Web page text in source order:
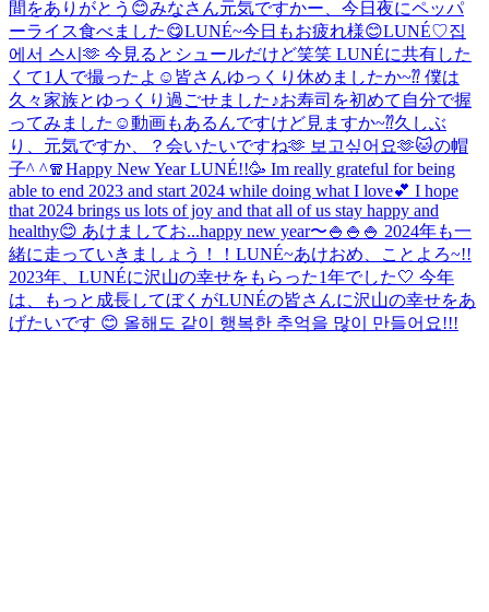
間をありがとう😊みなさん元気ですかー、今日夜にペッパ
ーライス食べました😋LUNÉ~今日もお疲れ様😊LUNÉ♡집
에서 스시🫶 今見るとシュールだけど笑笑 LUNÉに共有した
くて1人で撮ったよ☺️ 皆さんゆっくり休めましたか~⁇ 僕は
久々家族とゆっくり過ごせました♪お寿司を初めて自分で握
ってみました☺️動画もあるんですけど見ますか~⁇久しぶ
り、元気ですか、？会いたいですね🫶 보고싶어요🫶🐱の帽
子^ ^🧣Happy New Year LUNÉ!!🥳 Im really grateful for being
able to end 2023 and start 2024 while doing what I love💕 I hope
that 2024 brings us lots of joy and that all of us stay happy and
healthy😊 あけましてお...happy new year〜🍚🍚🍚 2024年も一
緒に走っていきましょう！！ LUNÉ~あけおめ、ことよろ~!!
2023年、LUNÉに沢山の幸せをもらった1年でした🤍 今年
は、もっと成長してぼくがLUNÉの皆さんに沢山の幸せをあ
げたいです 😊 올해도 같이 행복한 추억을 많이 만들어요!!!